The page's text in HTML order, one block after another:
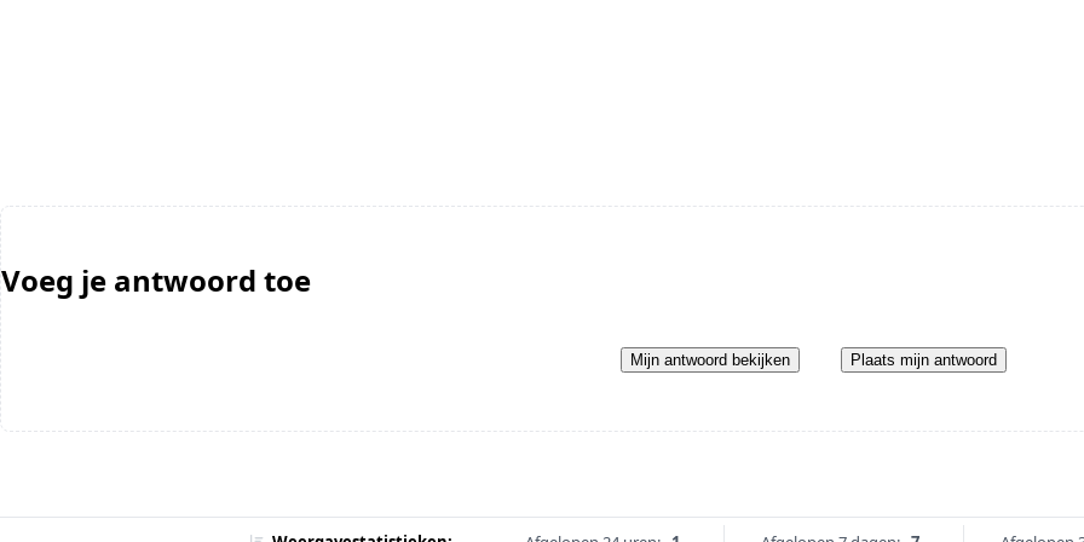
Voeg je antwoord toe
Mijn antwoord bekijken Plaats mijn antwoord